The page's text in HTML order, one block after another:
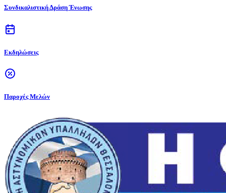
Συνδικαλιστική Δράση Ένωσης
Εκδηλώσεις
Παροχές Μελών